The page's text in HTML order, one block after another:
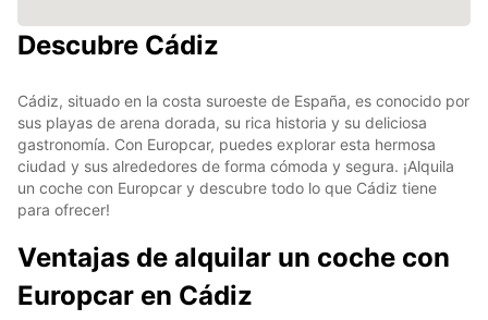
Descubre Cádiz
Cádiz, situado en la costa suroeste de España, es conocido por
sus playas de arena dorada, su rica historia y su deliciosa
gastronomía. Con Europcar, puedes explorar esta hermosa
ciudad y sus alrededores de forma cómoda y segura. ¡Alquila
un coche con Europcar y descubre todo lo que Cádiz tiene
para ofrecer!
Ventajas de alquilar un coche con
Europcar en Cádiz